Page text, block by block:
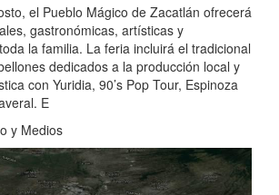
el Pueblo Mágico de Zacatlán ofrecerá
gastronómicas, artísticas y
la familia. La feria incluirá el tradicional
dedicados a la producción local y
con Yuridia, 90’s Pop Tour, Espinoza
E
y Medios